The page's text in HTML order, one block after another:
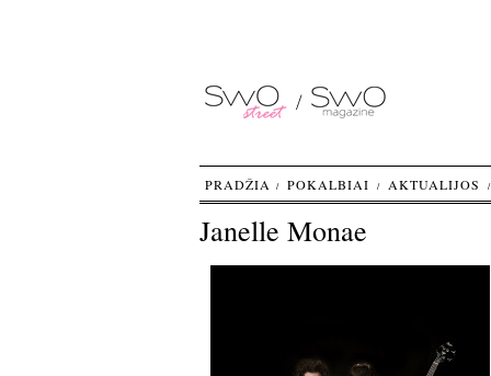
Janelle Monae
PRADŽIA POKALBIAI AKTUALIJOS